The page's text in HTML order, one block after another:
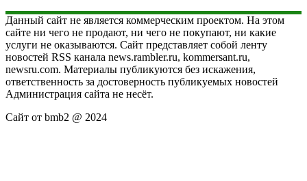
Данный сайт не является коммерческим проектом. На этом
сайте ни чего не продают, ни чего не покупают, ни какие
услуги не оказываются. Сайт представляет собой ленту
новостей RSS канала news.rambler.ru, kommersant.ru,
newsru.com. Материалы публикуются без искажения,
ответственность за достоверность публикуемых новостей
Администрация сайта не несёт.
Сайт от bmb2 @ 2024